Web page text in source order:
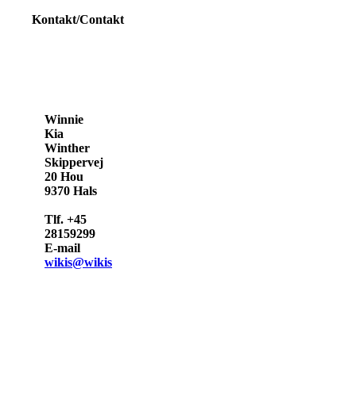
Kontakt/Contakt
Winnie
Kia
Winther
Skippervej
20 Hou
9370 Hals
Tlf. +45
28159299
E-mail
wikis@wikis.dk